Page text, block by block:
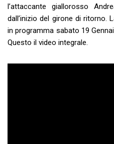
l’attaccante giallorosso
dall’inizio del girone di ritorno.
in programma sabato 19
Questo il video integrale.